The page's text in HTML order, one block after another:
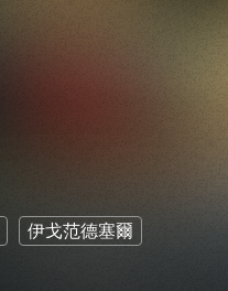
伊戈范德塞爾